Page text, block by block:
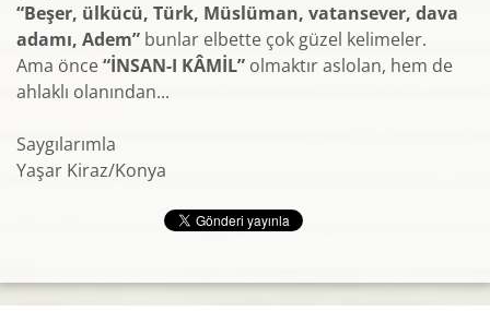
“Beşer, ülkücü, Türk, Müslüman, vatansever, dava
adamı, Adem” bunlar elbette çok güzel kelimeler.
Ama önce“İNSAN-I KÂMİL” olmaktır aslolan, hem de
ahlaklı olanından...
Saygılarımla
Yaşar Kiraz/Konya